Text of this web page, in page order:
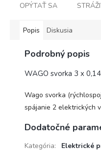
OPÝTAŤ SA
Popis Diskusia
Podrobný popis
WAGO svorka 3 x
Wago svorka
spájanie 2 elektrických
Dodatočné
Kategória:
Elektrické